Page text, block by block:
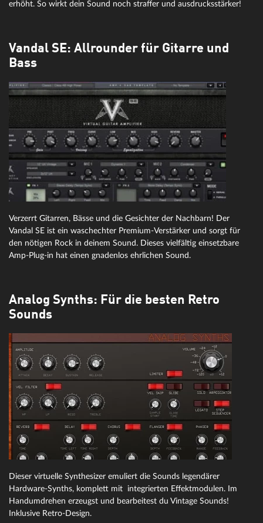
erhöht. So wirkt dein Sound noch straffer und ausdrucksstärker!
Vandal SE: Allrounder für Gitarre und
Bass
Verzerrt Gitarren, Bässe und die Gesichter der Nachbarn! Der
Vandal SE ist ein waschechter Premium-Verstärker und sorgt für
den nötigen Rock in deinem Sound. Dieses vielfältig einsetzbare
Amp-Plug-in hat einen gnadenlos ehrlichen Sound.
Analog Synths: Für die besten Retro
Sounds
Dieser virtuelle Synthesizer emuliert die Sounds legendärer
Hardware-Synths, komplett mit integrierten Effektmodulen. Im
Handumdrehen erzeugst und bearbeitest du Vintage Sounds!
Inklusive Retro-Design.